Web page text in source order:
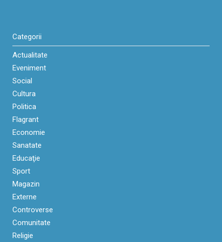
Categorii
Actualitate
Eveniment
Social
Cultura
Politica
Flagrant
Economie
Sanatate
Educaţie
Sport
Magazin
Externe
Controverse
Comunitate
Religie